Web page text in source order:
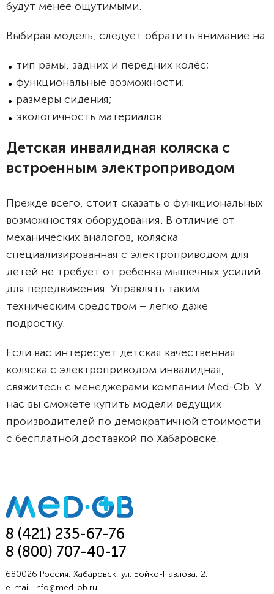
будут менее ощутимыми.
Выбирая модель, следует обратить внимание на:
тип рамы, задних и передних колёс;
функциональные возможности;
размеры сидения;
экологичность материалов.
Детская инвалидная коляска с
встроенным электроприводом
Прежде всего, стоит сказать о функциональных
возможностях оборудования. В отличие от
механических аналогов, коляска
специализированная с электроприводом для
детей не требует от ребёнка мышечных усилий
для передвижения. Управлять таким
техническим средством – легко даже
подростку.
Если вас интересует детская качественная
коляска с электроприводом инвалидная,
свяжитесь с менеджерами компании Med-Ob. У
нас вы сможете купить модели ведущих
производителей по демократичной стоимости
с бесплатной доставкой по Хабаровске.
8 (421) 235-67-76
8 (800) 707-40-17
680026 Россия, Хабаровск, ул. Бойко-Павлова, 2,
e-mail: info@med-ob.ru